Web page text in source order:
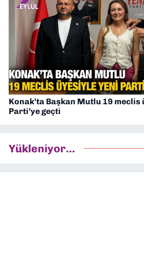
Konak’ta Başkan Mutlu 19 meclis
Parti’ye geçti
Yükleniyor...